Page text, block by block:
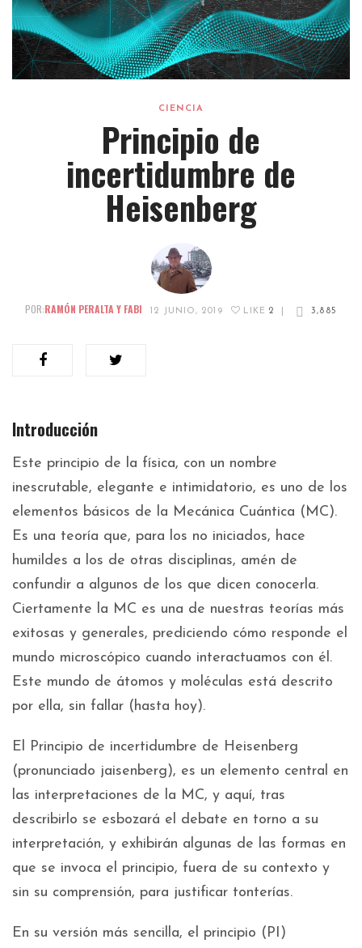
CIENCIA
Principio de
incertidumbre de
Heisenberg
POR:RAMÓN PERALTA Y FABI 12 JUNIO, 2019 LIKE 2 3,885
Introducción
Este principio de la física, con un nombre
inescrutable, elegante e intimidatorio, es uno de los
elementos básicos de la Mecánica Cuántica (MC).
Es una teoría que, para los no iniciados, hace
humildes a los de otras disciplinas, amén de
confundir a algunos de los que dicen conocerla.
Ciertamente la MC es una de nuestras teorías más
exitosas y generales, prediciendo cómo responde el
mundo microscópico cuando interactuamos con él.
Este mundo de átomos y moléculas está descrito
por ella, sin fallar (hasta hoy).
El Principio de incertidumbre de Heisenberg
(pronunciado jaisenberg), es un elemento central en
las interpretaciones de la MC, y aquí, tras
describirlo se esbozará el debate en torno a su
interpretación, y exhibirán algunas de las formas en
que se invoca el principio, fuera de su contexto y
sin su comprensión, para justificar tonterías.
En su versión más sencilla, el principio (PI)